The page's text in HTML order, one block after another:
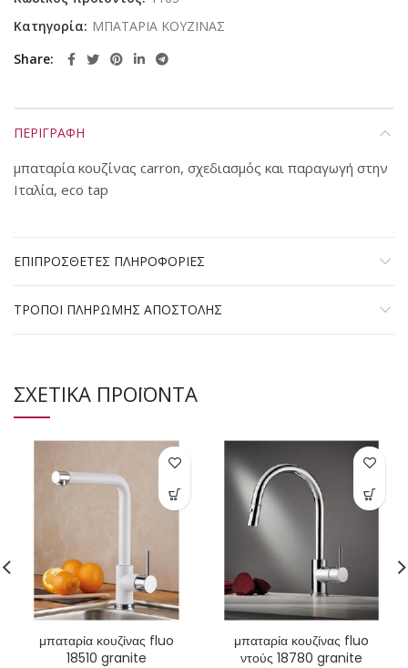
Κατηγορία: ΜΠΑΤΑΡΙΑ ΚΟΥΖΙΝΑΣ
Share
ΠΕΡΙΓΡΑΦΗ
μπαταρία κουζίνας carron, σχεδιασμός και παραγωγή στην
Ιταλία, eco tap
ΕΠΙΠΡΟΣΘΕΤΕΣ ΠΛΗΡΟΦΟΡΙΕΣ
ΤΡΟΠΟΙ ΠΛΗΡΩΜΗΣ ΑΠΟΣΤΟΛΗΣ
ΣΧΕΤΙΚΑ ΠΡΟΪΟΝΤΑ
μπαταρία κουζίνας fluo
18510 granite
μπαταρία κουζίνας fluo
ντούς 18780 granite